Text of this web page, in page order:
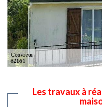
Les travaux à